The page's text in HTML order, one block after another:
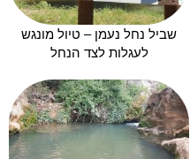
שביל נחל נעמן – טיול מונגש
לעגלות לצד הנחל